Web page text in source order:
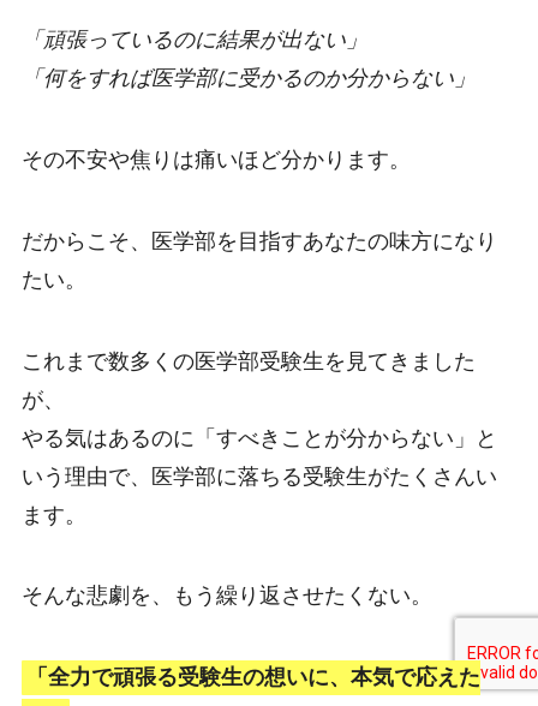
「頑張っているのに結果が出ない」
「何をすれば医学部に受かるのか分からない」
その不安や焦りは痛いほど分かります。
だからこそ、医学部を目指すあなたの味方になり
たい。
これまで数多くの医学部受験生を見てきました
が、
やる気はあるのに「すべきことが分からない」と
いう理由で、医学部に落ちる受験生がたくさんい
ます。
そんな悲劇を、もう繰り返させたくない。
「全力で頑張る受験生の想いに、本気で応えた